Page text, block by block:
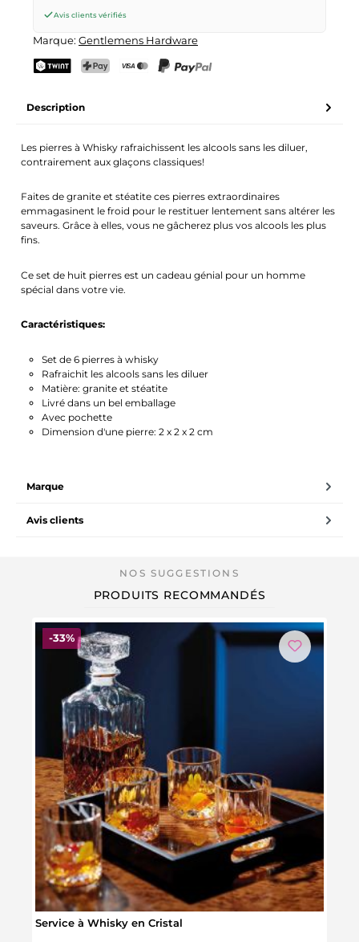
Avis clients vérifiés
Marque: Gentlemens Hardware
Description
Les pierres à Whisky rafraichissent les alcools sans les diluer,
contrairement aux glaçons classiques!
Faites de granite et stéatite ces pierres extraordinaires
emmagasinent le froid pour le restituer lentement sans altérer les
saveurs. Grâce à elles, vous ne gâcherez plus vos alcools les plus
fins.
Ce set de huit pierres est un cadeau génial pour un homme
spécial dans votre vie.
Caractéristiques:
Set de 6 pierres à whisky
Rafraichit les alcools sans les diluer
Matière: granite et stéatite
Livré dans un bel emballage
Avec pochette
Dimension d'une pierre: 2 x 2 x 2 cm
Marque
Avis clients
PRODUITS RECOMMANDÉS
-33%Réduction
Service à Whisky en Cristal